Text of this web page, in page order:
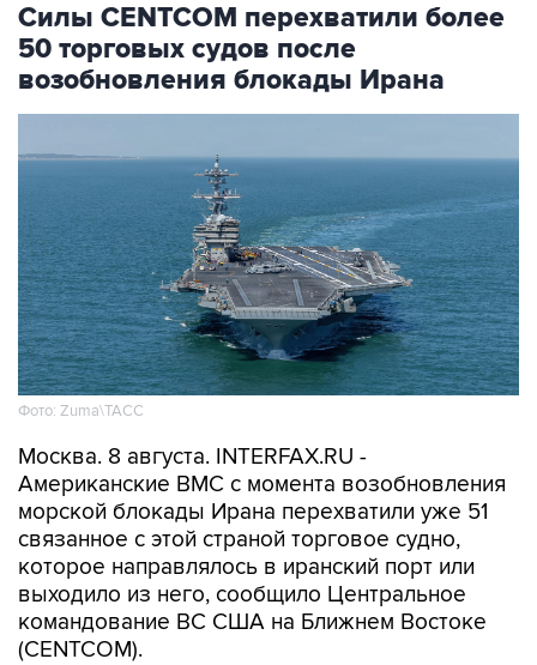
Силы CENTCOM перехватили более
50 торговых судов после
возобновления блокады Ирана
Фото: Zuma\ТАСС
Москва. 8 августа. INTERFAX.RU -
Американские ВМС с момента возобновления
морской блокады Ирана перехватили уже 51
связанное с этой страной торговое судно,
которое направлялось в иранский порт или
выходило из него, сообщило Центральное
командование ВС США на Ближнем Востоке
(CENTCOM).